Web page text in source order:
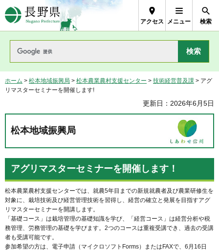
長野県Nagano Prefecture
アクセス メニュー 検索
ホーム > 松本地域振興局 > 松本農業農村支援センター > 技術経営普及課 > アグ
リマスターセミナーを開催します!
更新日：2026年6月5日
松本地域振興局
アグリマスターセミナーを開催します！
松本農業農村支援センターでは、就農5年目までの新規就農者及び農業研修生を
対象に、栽培技術及び経営管理技術を習得し、経営の確立と発展を目指すアグ
リマスターセミナーを開講します。
「基礎コース」は栽培管理の基礎知識を学び、「経営コース」は経営分析や税
務管理、労務管理の基礎を学びます。2つのコースは重複受講でき、過去の受講
者も受講可能です。
参加希望の方は、電子申請（マイクロソフトForms）またはFAXで、6月16日